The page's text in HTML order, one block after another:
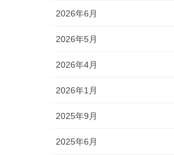
2026年6月
2026年5月
2026年4月
2026年1月
2025年9月
2025年6月